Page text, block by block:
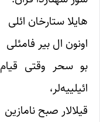
هایلا ستارخان ائلی
اونون ال بیر فامئلی
بو سحر وقتی قیام
ائیلییه‌لر،
قیلالار صبح نامازین